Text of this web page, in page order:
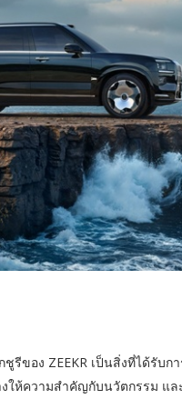
ของ ZEEKR เป็นสิ่งที่ได้รับ
ให้ความสำคัญกับนวัตกรรม แ